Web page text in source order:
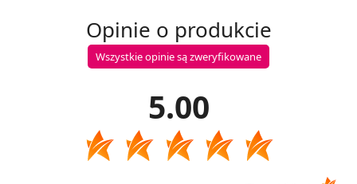
Opinie o produkcie
Wszystkie opinie są zweryfikowane
5.00